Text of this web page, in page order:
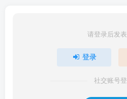
请登录后发
登录
社交账号